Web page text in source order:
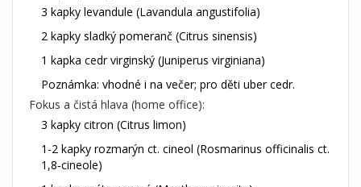
3 kapky levandule (Lavandula angustifolia)
2 kapky sladký pomeranč (Citrus sinensis)
1 kapka cedr virginský (Juniperus virginiana)
Poznámka: vhodné i na večer; pro děti uber cedr.
Fokus a čistá hlava (home office):
3 kapky citron (Citrus limon)
1-2 kapky rozmarýn ct. cineol (Rosmarinus officinalis ct.
1,8‑cineole)